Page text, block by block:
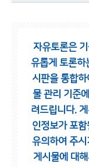
자유토론은
유롭게 토론하
시판을 통합
물 관리 기준
려드립니다.
인정보가 포
유의하여 주
게시물에 대